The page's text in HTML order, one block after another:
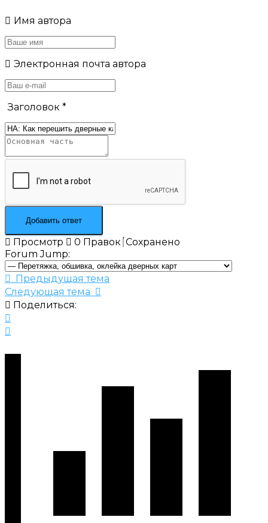
Имя автора
Электронная почта автора
Заголовок *
Просмотр 0 Правок Сохранено
Forum Jump:
Предыдущая тема
Следующая тема
Поделиться: